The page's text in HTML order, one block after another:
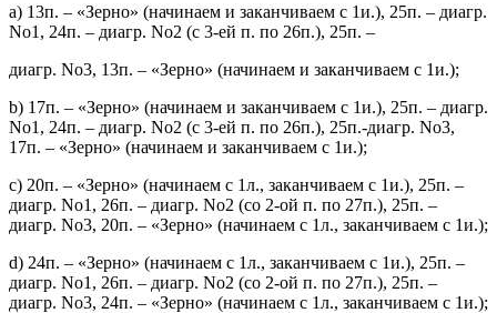
а) 13п. – «Зерно» (начинаем и заканчиваем с 1и.), 25п. – диагр.
No1, 24п. – диагр. No2 (с 3-ей п. по 26п.), 25п. –
диагр. No3, 13п. – «Зерно» (начинаем и заканчиваем с 1и.);
b) 17п. – «Зерно» (начинаем и заканчиваем с 1и.), 25п. – диагр.
No1, 24п. – диагр. No2 (с 3-ей п. по 26п.), 25п.-диагр. No3,
17п. – «Зерно» (начинаем и заканчиваем с 1и.);
c) 20п. – «Зерно» (начинаем c 1л., заканчиваем с 1и.), 25п. –
диагр. No1, 26п. – диагр. No2 (со 2-ой п. по 27п.), 25п. –
диагр. No3, 20п. – «Зерно» (начинаем с 1л., заканчиваем с 1и.);
d) 24п. – «Зерно» (начинаем c 1л., заканчиваем с 1и.), 25п. –
диагр. No1, 26п. – диагр. No2 (со 2-ой п. по 27п.), 25п. –
диагр. No3, 24п. – «Зерно» (начинаем с 1л., заканчиваем с 1и.);